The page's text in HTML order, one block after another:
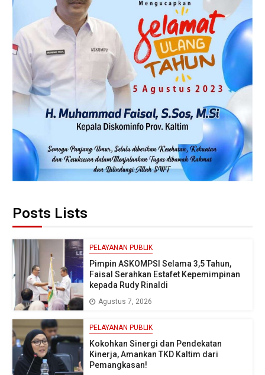
Posts Lists
PELAYANAN PUBLIK
Pimpin ASKOMPSI Selama 3,5 Tahun,
Faisal Serahkan Estafet Kepemimpinan
kepada Rudy Rinaldi
Agustus 7, 2026
PELAYANAN PUBLIK
Kokohkan Sinergi dan Pendekatan
Kinerja, Amankan TKD Kaltim dari
Pemangkasan!